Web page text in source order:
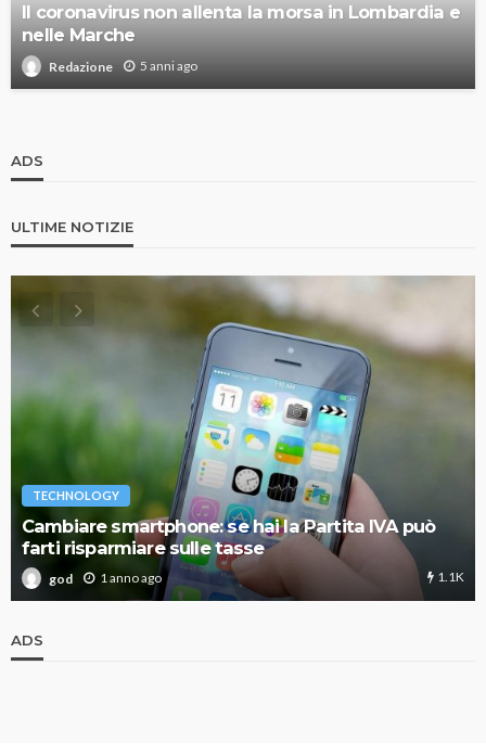
Il coronavirus non allenta la morsa in Lombardia e
nelle Marche
Redazione 5 anni ago
ADS
ULTIME NOTIZIE
TECHNOLOGY
Cambiare smartphone: se hai la Partita IVA può
farti risparmiare sulle tasse
god 1 anno ago 1.1K
ADS